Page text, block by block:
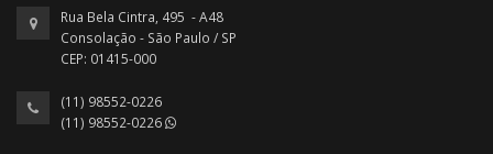
Rua Bela Cintra, 495 - A48
Consolação - São Paulo / SP
CEP: 01415-000
(11) 98552-0226
(11) 98552-0226